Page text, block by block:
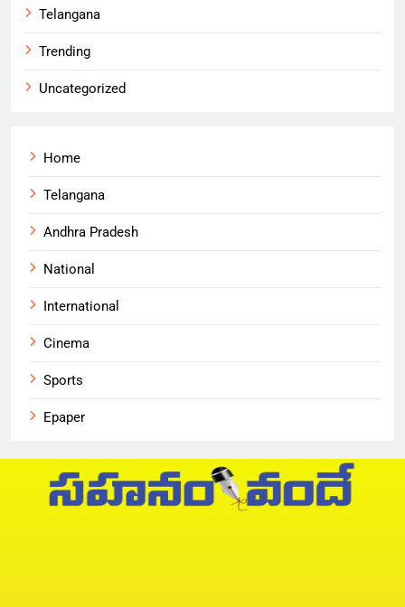
Telangana
Trending
Uncategorized
Home
Telangana
Andhra Pradesh
National
International
Cinema
Sports
Epaper